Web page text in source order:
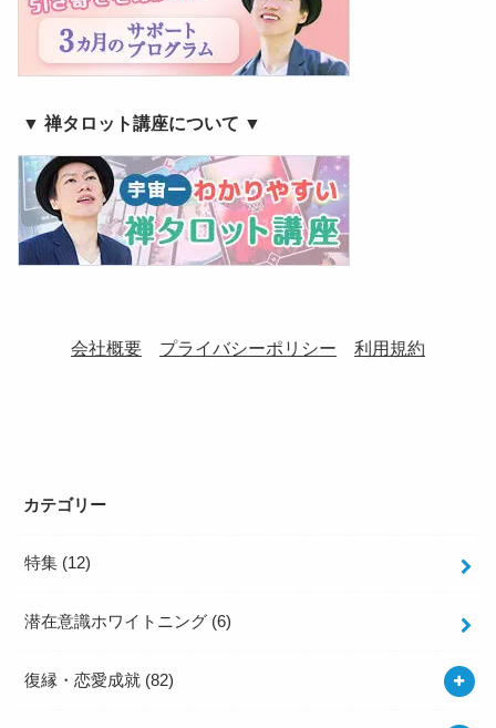
▼ 禅タロット講座について ▼
会社概要 プライバシーポリシー 利用規約
カテゴリー
特集 (12)
潜在意識ホワイトニング (6)
復縁・恋愛成就 (82)